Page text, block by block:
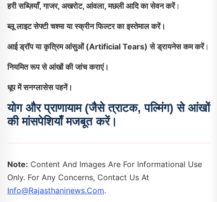
हरी सब्ज़ियाँ, गाजर, अखरोट, आंवला, मछली आदि का सेवन करें।
ब्लू लाइट सेफ्टी चश्मा या स्क्रीन फिल्टर का इस्तेमाल करें।
आई ड्रॉप या कृत्रिम आंसुओं (artificial Tears) से ड्रायनेस कम करें।
नियमित रूप से आंखों की जांच कराएं।
धूप में सनग्लासेस पहनें।
योग और प्राणायाम (जैसे त्राटक, पल्मिंग) से आंखों
की मांसपेशियाँ मजबूत करें।
Note: Content And Images Are For Informational Use
Only. For Any Concerns, Contact Us At
Info@rajasthaninews.com.